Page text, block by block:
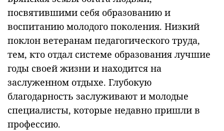
посвятившими себя образованию и
воспитанию молодого поколения. Низкий
поклон ветеранам педагогического труда,
тем, кто отдал системе образования лучшие
годы своей жизни и находится на
заслуженном отдыхе. Глубокую
благодарность заслуживают и молодые
специалисты, которые недавно пришли в
профессию.